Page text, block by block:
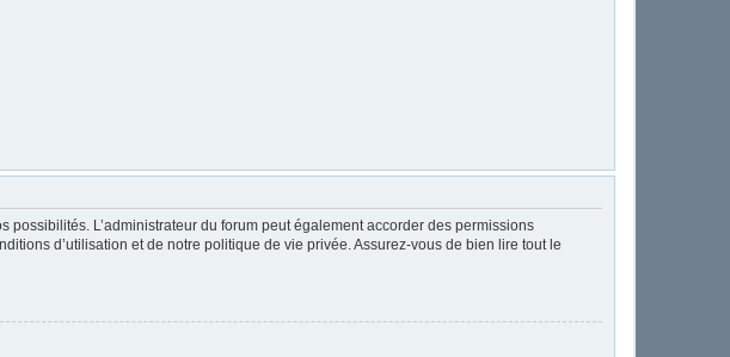
L’administrateur du forum peut également accorder des permissions
d’utilisation et de notre politique de vie privée. Assurez-vous de bien lire tout le